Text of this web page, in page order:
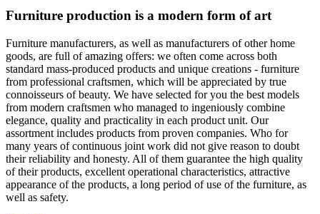
Furniture production is a modern form of art
Furniture manufacturers, as well as manufacturers of other home
goods, are full of amazing offers: we often come across both
standard mass-produced products and unique creations - furniture
from professional craftsmen, which will be appreciated by true
connoisseurs of beauty. We have selected for you the best models
from modern craftsmen who managed to ingeniously combine
elegance, quality and practicality in each product unit. Our
assortment includes products from proven companies. Who for
many years of continuous joint work did not give reason to doubt
their reliability and honesty. All of them guarantee the high quality
of their products, excellent operational characteristics, attractive
appearance of the products, a long period of use of the furniture, as
well as safety.